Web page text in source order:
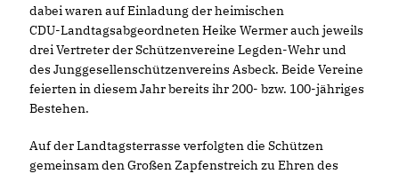
dabei waren auf Einladung der heimischen
CDU-Landtagsabgeordneten Heike Wermer auch jeweils
drei Vertreter der Schützenvereine Legden-Wehr und
des Junggesellenschützenvereins Asbeck. Beide Vereine
feierten in diesem Jahr bereits ihr 200- bzw. 100-jähriges
Bestehen.
Auf der Landtagsterrasse verfolgten die Schützen
gemeinsam den Großen Zapfenstreich zu Ehren des